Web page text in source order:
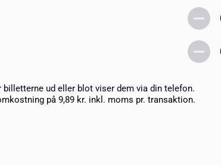
ud eller blot viser dem via din telefon.
på 9,89 kr. inkl. moms pr. transaktion.